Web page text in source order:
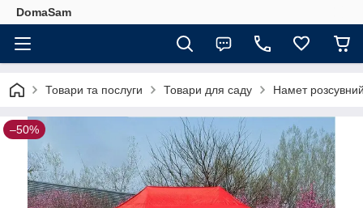
DomaSam
Товари та послуги Товари для саду Намет
–50%